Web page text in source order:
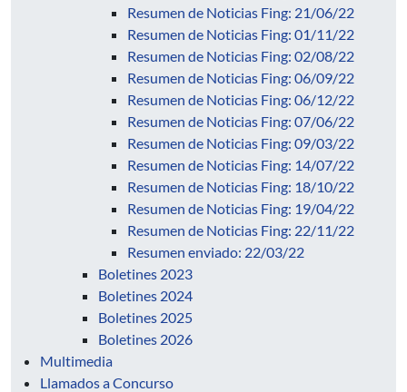
Resumen de Noticias Fing: 21/06/22
Resumen de Noticias Fing: 01/11/22
Resumen de Noticias Fing: 02/08/22
Resumen de Noticias Fing: 06/09/22
Resumen de Noticias Fing: 06/12/22
Resumen de Noticias Fing: 07/06/22
Resumen de Noticias Fing: 09/03/22
Resumen de Noticias Fing: 14/07/22
Resumen de Noticias Fing: 18/10/22
Resumen de Noticias Fing: 19/04/22
Resumen de Noticias Fing: 22/11/22
Resumen enviado: 22/03/22
Boletines 2023
Boletines 2024
Boletines 2025
Boletines 2026
Multimedia
Llamados a Concurso